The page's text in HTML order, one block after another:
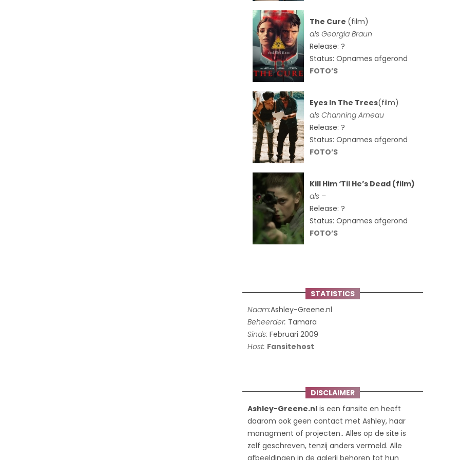
The Cure (film)
alsGeorgia Braun
Release: ?
Status: Opnames afgerond
FOTO’S
Eyes In The Trees(film)
als Channing Arneau
Release: ?
Status: Opnames afgerond
FOTO’S
Kill Him ‘Til He’s Dead (film)
als –
Release: ?
Status: Opnames afgerond
FOTO’S
STATISTICS
Naam:Ashley-Greene.nl
Beheerder: Tamara
Sinds: Februari 2009
Host: Fansitehost
DISCLAIMER
Ashley-Greene.nl is een fansite en heeft
daarom ook geen contact met Ashley, haar
managment of projecten.. Alles op de site is
zelf geschreven, tenzij anders vermeld. Alle
afbeeldingen in de galerij behoren tot hun